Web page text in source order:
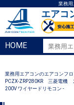
業務用
エアコ
HOME
業務用エアコンのエアコンフ
PCZX-ZRP280KR 三菱電機
200V ワイヤードリモコン -